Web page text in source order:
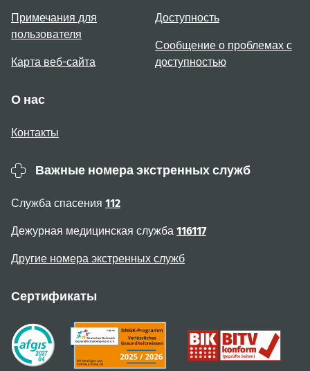
Примечания для
пользователя
Карта веб-сайта
Доступность
Сообщение о проблемах с
доступностью
О нас
Контакты
Важные номера экстренных служб
Служба спасения 112
Дежурная медицинская служба 116117
Другие номера экстренных служб
Сертификаты